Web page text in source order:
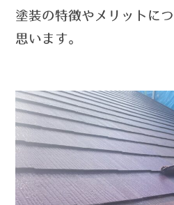
塗装の特徴やメリットに
思います。